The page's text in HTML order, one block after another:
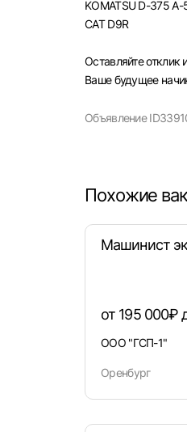
KOMATSU D-375 А-
CAT D9R
Оставляйте
Ваше будущее
Объявление
Похожие
Машинист
от 195 000₽
ООО "ГСП-1"
Оренбург